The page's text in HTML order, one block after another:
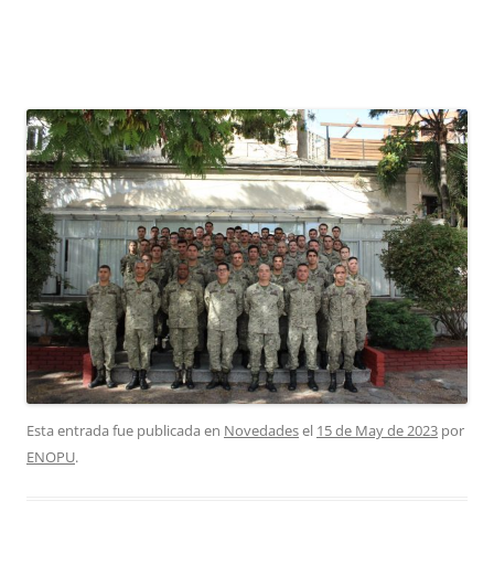
Esta entrada fue publicada en Novedadesel 15 de May de 2023 por
ENOPU.